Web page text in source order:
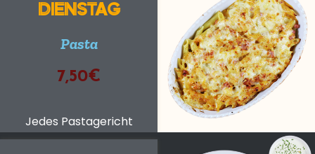
DIENSTAG
Pasta
7,50€
Jedes Pastagericht